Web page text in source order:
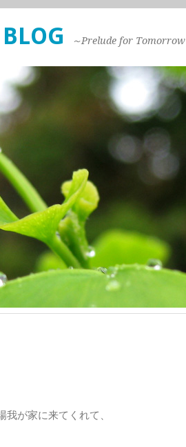
～Prelude for Tomorrow
が家に来てくれて、